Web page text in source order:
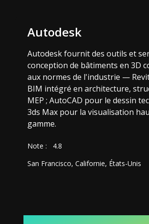
Autodesk
Autodesk fournit des outils et
conception de bâtiments en 3D
aux normes de l'industrie —
BIM intégré en architecture,
MEP ; AutoCAD pour le dessin
3ds Max pour la visualisation
gamme.
Note :
4.8
San Francisco, Californie, États-Unis